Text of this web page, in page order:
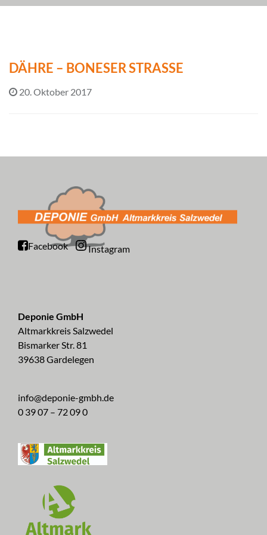
DÄHRE – BONESER STRASSE
20. Oktober 2017
Facebook Instagram
Deponie GmbH
Altmarkkreis Salzwedel
Bismarker Str. 81
39638 Gardelegen
info@deponie-gmbh.de
0 39 07 – 72 09 0